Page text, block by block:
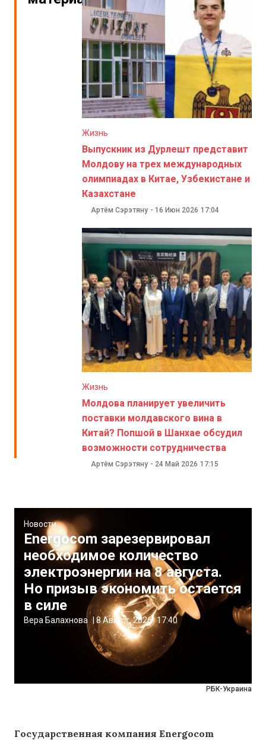
Жизнь
Выпускник из Дурлешт представит
Молдову на трех международных
олимпиадах в Китае, Узбекистане и
Казахстане
Артём Сэрэтяну - 16 Июн 2026 17:04
Жизнь
Молдова планирует увеличить
поставки молдавского вина в
Китай? Попшой в Шанхае обсудил
возможности сотрудничества
Артём Сэрэтяну - 24 Май 2026 17:15
РБК-Украина
Новости
Energocom зарезервировал
необходимое количество
электроэнергии на 8 августа.
Но призыв экономить остается
в силе
Вера Балахнова |8 Август, 2026 17:40
Государственная компания Energocom